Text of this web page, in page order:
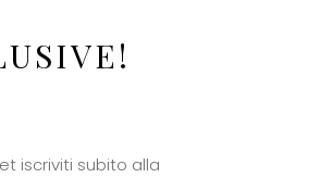
iscriviti subito alla